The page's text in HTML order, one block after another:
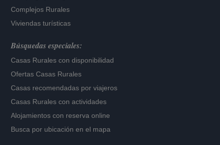
Complejos Rurales
Viviendas turísticas
Búsquedas especiales:
Casas Rurales con disponibilidad
Ofertas Casas Rurales
Casas recomendadas por viajeros
Casas Rurales con actividades
Alojamientos con reserva online
Busca por ubicación en el mapa